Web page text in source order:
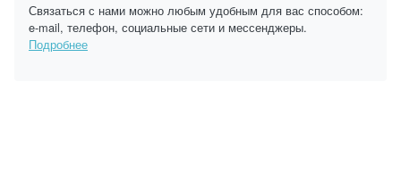
Связаться с нами можно любым удобным для вас способом:
e-mail, телефон, социальные сети и мессенджеры.
Подробнее